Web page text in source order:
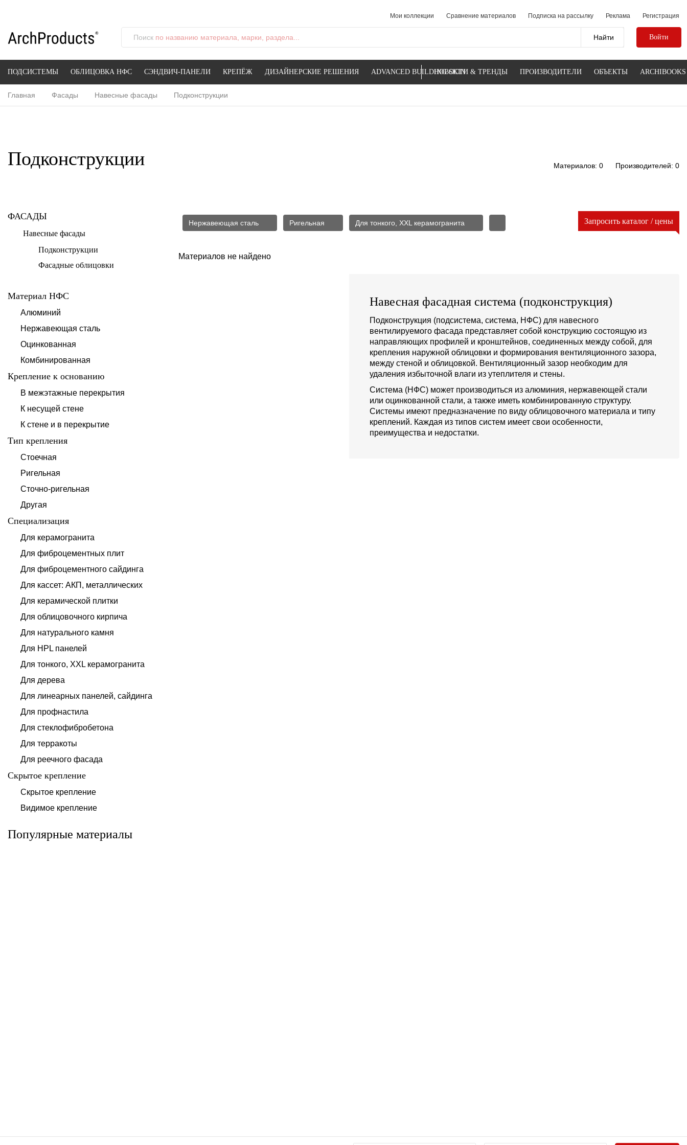
Мои коллекции Сравнение материалов Подписка на рассылку Реклама Регистрация
Поиск по названию материала, марки, раздела... Войти
ПОДСИСТЕМЫ ОБЛИЦОВКА НФС СЭНДВИЧ-ПАНЕЛИ КРЕПЁЖ ДИЗАЙНЕРСКИЕ РЕШЕНИЯ ADVANCED BUILDING SKINНОВОСТИ & ТРЕНДЫ ПРОИЗВОДИТЕЛИ ОБЪЕКТЫ ARCHIBOOKS
Главная Фасады Навесные фасады Подконструкции
Подконструкции Материалов: 0 Производителей: 0
ФАСАДЫ
Навесные фасады
Подконструкции
Фасадные облицовки
Материал НФС
Алюминий
Нержавеющая сталь
Оцинкованная
Комбинированная
Крепление к основанию
В межэтажные перекрытия
К несущей стене
К стене и в перекрытие
Тип крепления
Стоечная
Ригельная
Сточно-ригельная
Другая
Специализация
Для керамогранита
Для фиброцементных плит
Для фиброцементного сайдинга
Для кассет: АКП, металлических
Для керамической плитки
Для облицовочного кирпича
Для натурального камня
Для HPL панелей
Для тонкого, XXL керамогранита
Для дерева
Для линеарных панелей, сайдинга
Для профнастила
Для стеклофибробетона
Для терракоты
Для реечного фасада
Скрытое крепление
Скрытое крепление
Видимое крепление
Популярные материалы
Система для
облицовки
клинкерными
плитками «под
Альтернатива
Альтернатива
Нержавеющая сталь Ригельная Для тонкого, XXL керамогранита Запросить каталог / цены
Материалов не найдено
Навесная фасадная система (подконструкция)
Подконструкция (подсистема, система, НФС) для навесного
вентилируемого фасада представляет собой конструкцию состоящую из
направляющих профилей и кронштейнов, соединенных между собой, для
крепления наружной облицовки и формирования вентиляционного зазора,
между стеной и облицовкой. Вентиляционный зазор необходим для
удаления избыточной влаги из утеплителя и стены.
Система (НФС) может производиться из алюминия, нержавеющей стали
или оцинкованной стали, а также иметь комбинированную структуру.
Системы имеют предназначение по виду облицовочного материала и типу
креплений. Каждая из типов систем имеет свои особенности,
преимущества и недостатки.